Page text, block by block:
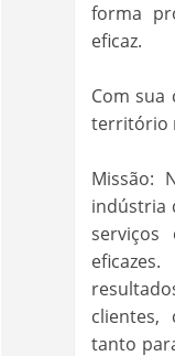
forma
eficaz.
Com sua
território
Missão:
indústria
serviços
clientes,
tanto